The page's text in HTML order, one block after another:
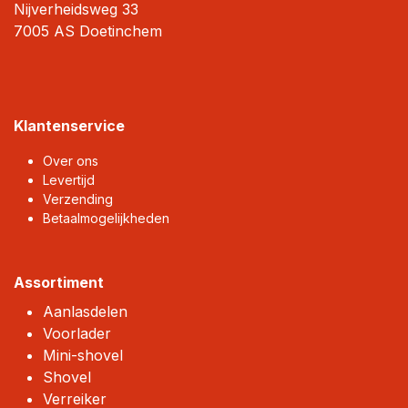
Nijverheidsweg 33
7005 AS Doetinchem
Klantenservice
Over ons
Levertijd
Verzending
Betaalmogelijkheden
Assortiment
Aanlasdelen
Voorlader
Mini-shovel
Shovel
Verreiker